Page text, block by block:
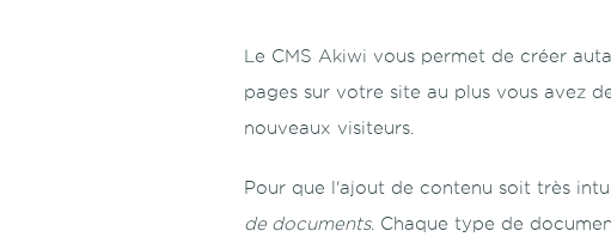
Le CMS Akiwi vous permet de créer
pages sur votre site au plus vous avez
nouveaux visiteurs.
Pour que l'ajout de contenu soit très
de documents. Chaque type de